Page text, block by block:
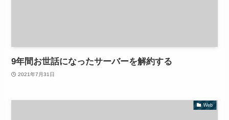
9年間お世話になったサーバーを解約する
2021年7月31日
Web